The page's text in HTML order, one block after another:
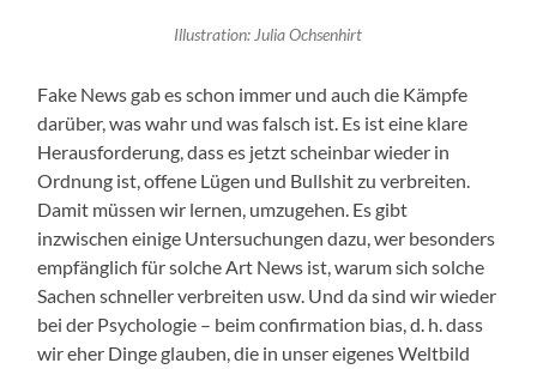
Illustration: Julia Ochsenhirt
Fake News gab es schon immer und auch die Kämpfe
darüber, was wahr und was falsch ist. Es ist eine klare
Herausforderung, dass es jetzt scheinbar wieder in
Ordnung ist, offene Lügen und Bullshit zu verbreiten.
Damit müssen wir lernen, umzugehen. Es gibt
inzwischen einige Untersuchungen dazu, wer besonders
empfänglich für solche Art News ist, warum sich solche
Sachen schneller verbreiten usw. Und da sind wir wieder
bei der Psychologie – beim confirmation bias, d. h. dass
wir eher Dinge glauben, die in unser eigenes Weltbild